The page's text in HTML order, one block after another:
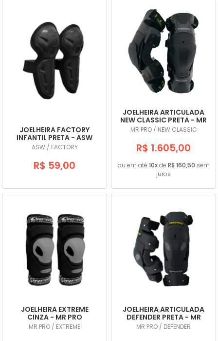
JOELHEIRA FACTORY
INFANTIL PRETA - ASW
ASW / FACTORY
R$ 59,00
JOELHEIRA ARTICULADA
NEW CLASSIC PRETA - MR
PRO
MR PRO / NEW CLASSIC
R$ 1.605,00
ou em até 10xde R$ 160,50 sem
juros
JOELHEIRA EXTREME
CINZA - MR PRO
MR PRO / EXTREME
JOELHEIRA ARTICULADA
DEFENDER PRETA - MR
PRO
MR PRO / DEFENDER